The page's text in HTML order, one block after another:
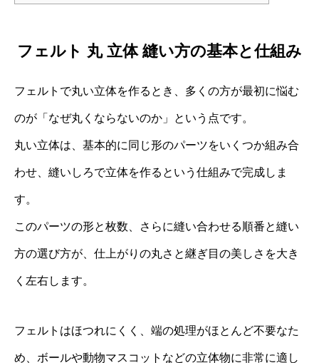
フェルト 丸 立体 縫い方の基本と仕組み
フェルトで丸い立体を作るとき、多くの方が最初に悩む
のが「なぜ丸くならないのか」という点です。
丸い立体は、基本的に同じ形のパーツをいくつか組み合
わせ、縫いしろで立体を作るという仕組みで完成しま
す。
このパーツの形と枚数、さらに縫い合わせる順番と縫い
方の選び方が、仕上がりの丸さと継ぎ目の美しさを大き
く左右します。
フェルトはほつれにくく、端の処理がほとんど不要なた
め、ボールや動物マスコットなどの立体物に非常に適し